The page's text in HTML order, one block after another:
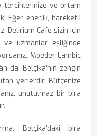
tercihlerinize ve ortam
Eğer enerjik, hareketli
Delirium Cafe sizin için
uzmanlar eşliğinde
Moeder Lambic
da, Belçika’nın zengin
yerlerdir. Bütçenize
unutulmaz bir bira
Belçika’daki bira